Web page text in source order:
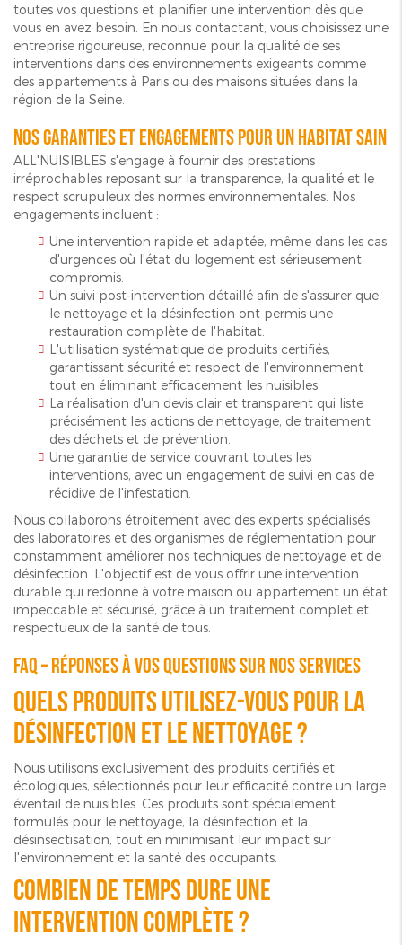
toutes vos questions et planifier une intervention dès que
vous en avez besoin. En nous contactant, vous choisissez une
entreprise rigoureuse, reconnue pour la qualité de ses
interventions dans des environnements exigeants comme
des appartements à Paris ou des maisons situées dans la
région de la Seine.
Nos garanties et engagements pour un habitat sain
ALL'NUISIBLES s'engage à fournir des prestations
irréprochables reposant sur la transparence, la qualité et le
respect scrupuleux des normes environnementales. Nos
engagements incluent :
Une intervention rapide et adaptée, même dans les cas
d'urgences où l'état du logement est sérieusement
compromis.
Un suivi post-intervention détaillé afin de s'assurer que
le nettoyage et la désinfection ont permis une
restauration complète de l'habitat.
L'utilisation systématique de produits certifiés,
garantissant sécurité et respect de l'environnement
tout en éliminant efficacement les nuisibles.
La réalisation d'un devis clair et transparent qui liste
précisément les actions de nettoyage, de traitement
des déchets et de prévention.
Une garantie de service couvrant toutes les
interventions, avec un engagement de suivi en cas de
récidive de l'infestation.
Nous collaborons étroitement avec des experts spécialisés,
des laboratoires et des organismes de réglementation pour
constamment améliorer nos techniques de nettoyage et de
désinfection. L'objectif est de vous offrir une intervention
durable qui redonne à votre maison ou appartement un état
impeccable et sécurisé, grâce à un traitement complet et
respectueux de la santé de tous.
FAQ – Réponses à vos questions sur nos services
Quels produits utilisez-vous pour la
désinfection et le nettoyage ?
Nous utilisons exclusivement des produits certifiés et
écologiques, sélectionnés pour leur efficacité contre un large
éventail de nuisibles. Ces produits sont spécialement
formulés pour le nettoyage, la désinfection et la
désinsectisation, tout en minimisant leur impact sur
l'environnement et la santé des occupants.
Combien de temps dure une
intervention complète ?